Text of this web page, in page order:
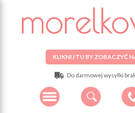
KLIKNIJ TU BY ZOBACZYĆ
Do darmowej wysyłki